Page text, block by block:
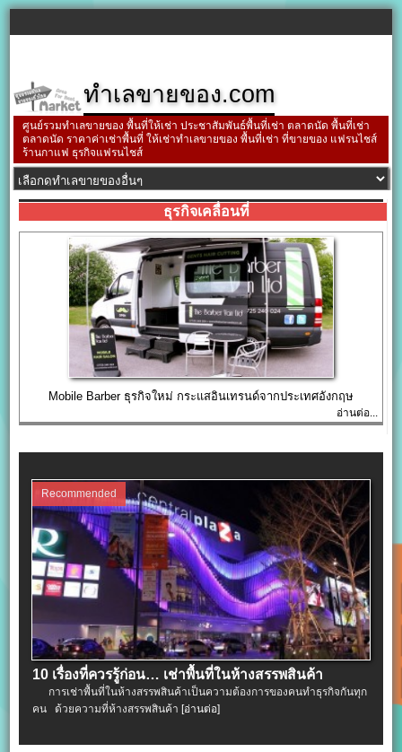
ทำเลขายของ.com
ศูนย์รวมทำเลขายของ พื้นที่ให้เช่า ประชาสัมพันธ์พื้นที่เช่า ตลาดนัด พื้นที่เช่า
ตลาดนัด ราคาค่าเช่าพื้นที่ ให้เช่าทำเลขายของ พื้นที่เช่า ที่ขายของ แฟรนไชส์
ร้านกาแฟ ธุรกิจแฟรนไชส์
ธุรกิจเคลื่อนที่
Mobile Barber ธุรกิจใหม่ กระแสอินเทรนด์จากประเทศอังกฤษ
อ่านต่อ...
Recommended
10 เรื่องที่ควรรู้ก่อน… เช่าพื้นที่ในห้างสรรพสินค้า
การเช่าพื้นที่ในห้างสรรพสินค้าเป็นความต้องการของคนทำธุรกิจกันทุก
คน ด้วยความที่ห้างสรรพสินค้า[อ่านต่อ]